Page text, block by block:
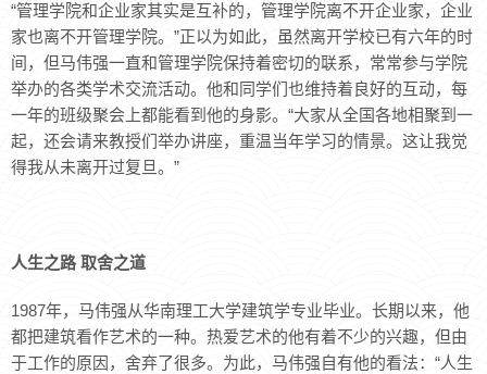
“管理学院和企业家其实是互补的，管理学院离不开企业家，企业
家也离不开管理学院。”正以为如此，虽然离开学校已有六年的时
间，但马伟强一直和管理学院保持着密切的联系，常常参与学院
举办的各类学术交流活动。他和同学们也维持着良好的互动，每
一年的班级聚会上都能看到他的身影。“大家从全国各地相聚到一
起，还会请来教授们举办讲座，重温当年学习的情景。这让我觉
得我从未离开过复旦。”
人生之路取舍之道
1987年，马伟强从华南理工大学建筑学专业毕业。长期以来，他
都把建筑看作艺术的一种。热爱艺术的他有着不少的兴趣，但由
于工作的原因，舍弃了很多。为此，马伟强自有他的看法：“人生